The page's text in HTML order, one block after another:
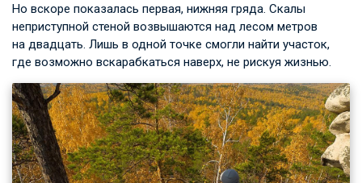
Но вскоре показалась первая, нижняя гряда. Скалы
неприступной стеной возвышаются над лесом метров
на двадцать. Лишь в одной точке смогли найти участок,
где возможно вскарабкаться наверх, не рискуя жизнью.